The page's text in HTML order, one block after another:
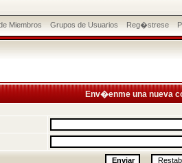
Miembros Grupos de Usuarios Reg�strese
Env�enme una nueva